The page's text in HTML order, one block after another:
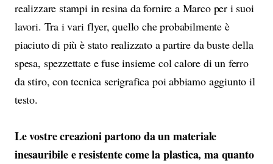
realizzare stampi in resina da fornire a Marco per i suoi
lavori. Tra i vari flyer, quello che probabilmente è
piaciuto di più è stato realizzato a partire da buste della
spesa, spezzettate e fuse insieme col calore di un ferro
da stiro, con tecnica serigrafica poi abbiamo aggiunto il
testo.
Le vostre creazioni partono da un materiale
inesauribile e resistente come la plastica, ma quanto